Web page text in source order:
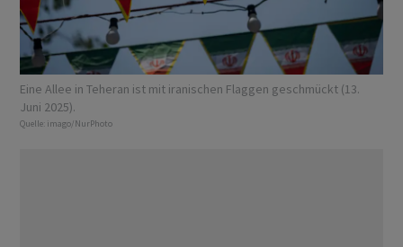
Eine Allee in Teheran ist mit iranischen Flaggen geschmückt (13.
Juni 2025).
Quelle: imago/NurPhoto